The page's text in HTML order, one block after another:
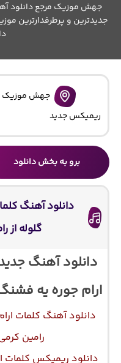
جهش موزیک مرجع دانلود
جدیدترین و پرطرفدارترین
جهش موزیک
ریمیکس جدید
برو به بخش دانلود
دانلود آهنگ
گلوله از
دانلود آهنگ
ارام جوره یه
دانلود آهنگ کلمات
رامین
دانلود ریمیکس کلمات